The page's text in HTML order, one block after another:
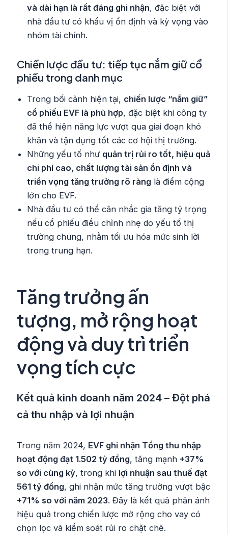
và dài hạn là rất đáng ghi nhận, đặc biệt với
nhà đầu tư có khẩu vị ổn định và kỳ vọng vào
nhóm tài chính.
Chiến lược đầu tư: tiếp tục nắm giữ cổ
phiếu trong danh mục
Trong bối cảnh hiện tại, chiến lược “nắm giữ”
cổ phiếu EVF là phù hợp, đặc biệt khi công ty
đã thể hiện năng lực vượt qua giai đoạn khó
khăn và tận dụng tốt các cơ hội thị trường.
Những yếu tố như quản trị rủi ro tốt, hiệu quả
chi phí cao, chất lượng tài sản ổn định và
triển vọng tăng trưởng rõ ràng là điểm cộng
lớn cho EVF.
Nhà đầu tư có thể cân nhắc gia tăng tỷ trọng
nếu cổ phiếu điều chỉnh nhẹ do yếu tố thị
trường chung, nhằm tối ưu hóa mức sinh lời
trong trung hạn.
Tăng trưởng ấn
tượng, mở rộng hoạt
động và duy trì triển
vọng tích cực
Kết quả kinh doanh năm 2024 – Đột phá
cả thu nhập và lợi nhuận
Trong năm 2024, EVF ghi nhận Tổng thu nhập
hoạt động đạt 1.502 tỷ đồng, tăng mạnh +37%
so với cùng kỳ, trong khi lợi nhuận sau thuế đạt
561 tỷ đồng, ghi nhận mức tăng trưởng vượt bậc
+71% so với năm 2023. Đây là kết quả phản ánh
hiệu quả trong chiến lược mở rộng cho vay có
chọn lọc và kiểm soát rủi ro chặt chẽ.